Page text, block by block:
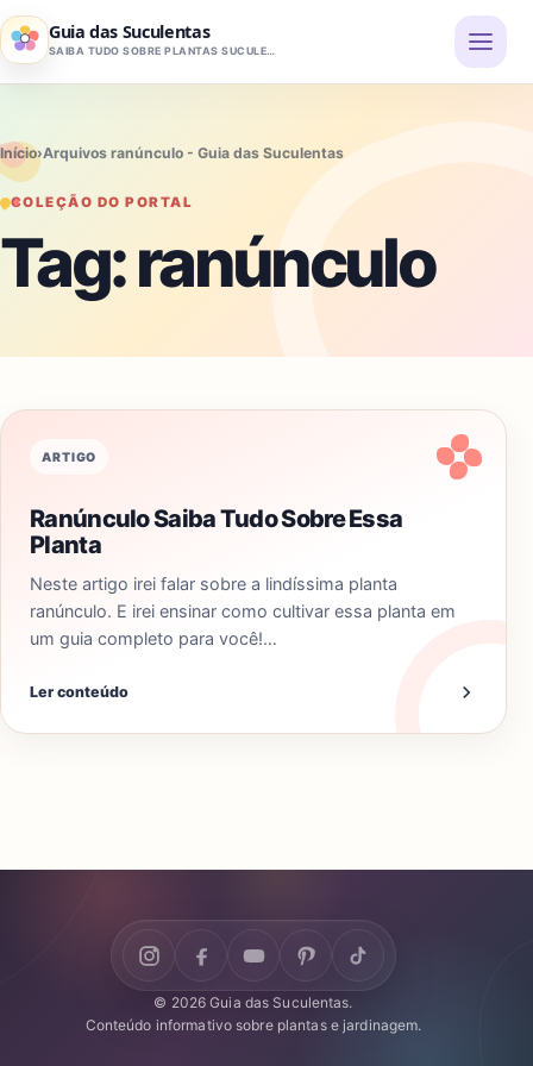
Pular para o conteúdo
Guia das Suculentas
SAIBA TUDO SOBRE PLANTAS SUCULENTAS
Início›Arquivos ranúnculo - Guia das Suculentas
COLEÇÃO DO PORTAL
Tag:ranúnculo
ARTIGO
Ranúnculo Saiba Tudo Sobre Essa
Planta
Neste artigo irei falar sobre a lindíssima planta
ranúnculo. E irei ensinar como cultivar essa planta em
um guia completo para você!…
Ler conteúdo
© 2026 Guia das Suculentas.
Conteúdo informativo sobre plantas e jardinagem.